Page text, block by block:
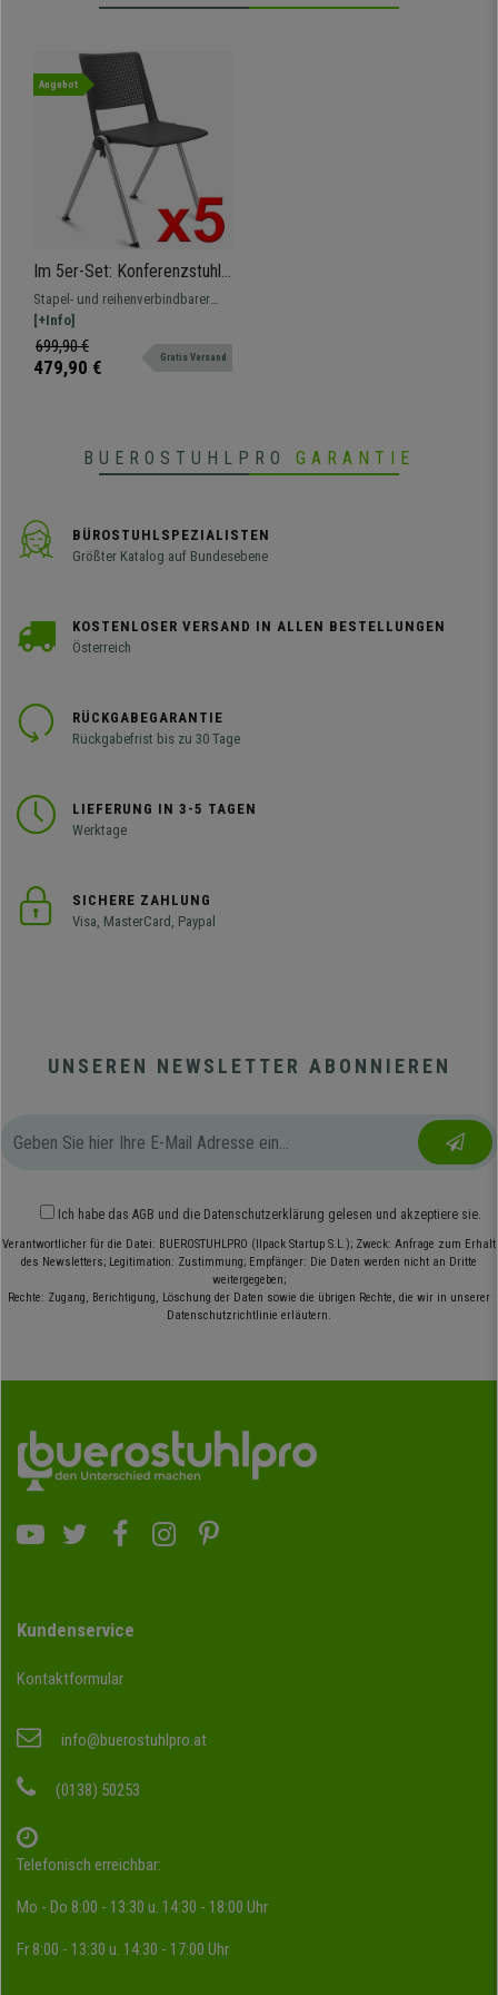
Angebot
Im 5er-Set: Konferenzstuhl
CARINA, stapel- und
reihenverbindbar, graues
Stahlgestell, Farbe Grau
Stapel- und reihenverbindbarer
Konferenzstuhl. Attraktives
modernes Design, erhältlich auch
gepolstert, mit Schreibbrett und
[+Info]
699,90 €
479,90 € Gratis Versand
BUEROSTUHLPRO GARANTIE
BÜROSTUHLSPEZIALISTEN
Größter Katalog auf Bundesebene
KOSTENLOSER VERSAND IN ALLEN BESTELLUNGEN
Österreich
RÜCKGABEGARANTIE
Rückgabefrist bis zu 30 Tage
LIEFERUNG IN 3-5 TAGEN
Werktage
SICHERE ZAHLUNG
Visa, MasterCard, Paypal
UNSEREN NEWSLETTER ABONNIEREN
Ich habe das AGB und die Datenschutzerklärung gelesen und akzeptiere sie.
Verantwortlicher für die Datei: BUEROSTUHLPRO (Ilpack Startup S.L.); Zweck: Anfrage zum Erhalt
des Newsletters; Legitimation: Zustimmung; Empfänger: Die Daten werden nicht an Dritte
weitergegeben;
Rechte: Zugang, Berichtigung, Löschung der Daten sowie die übrigen Rechte, die wir in unserer
Datenschutzrichtlinie erläutern.
Kundenservice
Kontaktformular
info@buerostuhlpro.at
(0138) 50253
Telefonisch erreichbar:
Mo - Do 8:00 - 13:30 u. 14:30 - 18:00 Uhr
Fr 8:00 - 13:30 u. 14:30 - 17:00 Uhr